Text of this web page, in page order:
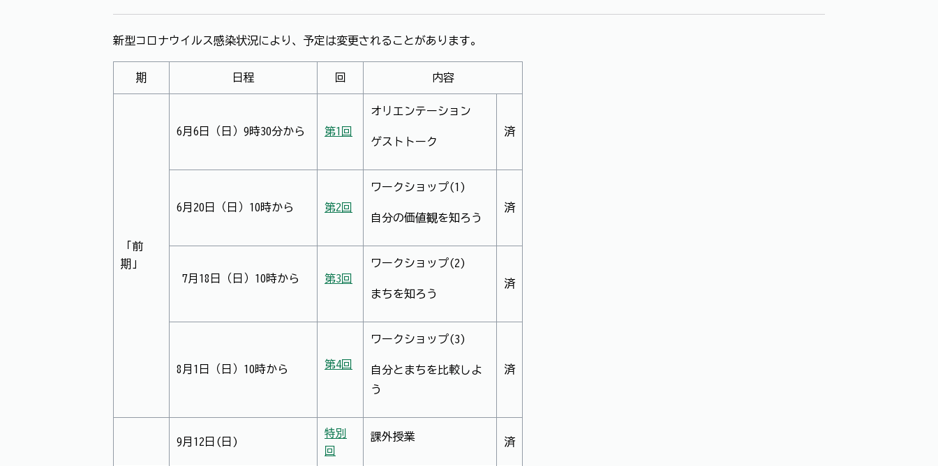
新型コロナウイルス感染状況により、予定は変更されることがあります。
期 日程 回 内容
「前
期」
6月6日（日）9時30分から 第1回
オリエンテーション
ゲストトーク
済
6月20日（日）10時から 第2回
ワークショップ(1)
自分の価値観を知ろう
済
7月18日（日）10時から 第3回
ワークショップ(2)
まちを知ろう
済
8月1日（日）10時から 第4回
ワークショップ(3)
自分とまちを比較しよ
う
済
9月12日(日)
特別
回
課外授業 済